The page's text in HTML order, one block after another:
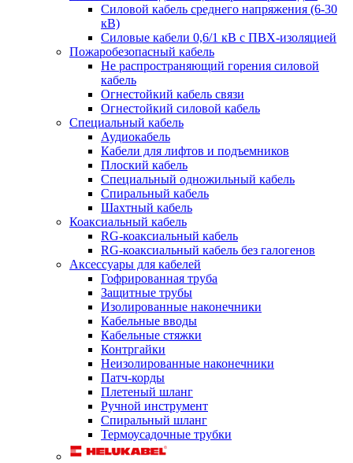
Силовой кабель среднего напряжения (6-30
кВ)
Силовые кабели 0,6/1 кВ с ПВХ-изоляцией
Пожаробезопасный кабель
Не распространяющий горения силовой
кабель
Огнестойкий кабель связи
Огнестойкий силовой кабель
Специальный кабель
Аудиокабель
Кабели для лифтов и подъемников
Плоский кабель
Специальный одножильный кабель
Спиральный кабель
Шахтный кабель
Коаксиальный кабель
RG-коаксиальный кабель
RG-коаксиальный кабель без галогенов
Аксессуары для кабелей
Гофрированная труба
Защитные трубы
Изолированные наконечники
Кабельные вводы
Кабельные стяжки
Контргайки
Неизолированные наконечники
Патч-корды
Плетеный шланг
Ручной инструмент
Спиральный шланг
Термоусадочные трубки